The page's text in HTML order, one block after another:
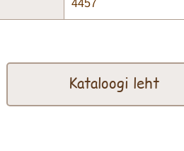
4457
Kataloogi leht